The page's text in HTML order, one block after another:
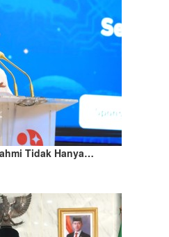
Tidak Hanya…